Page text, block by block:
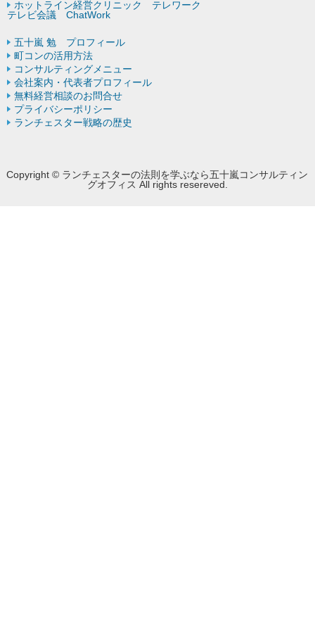
ホットライン経営クリニック テレワーク
テレビ会議 ChatWork
五十嵐 勉 プロフィール
町コンの活用方法
コンサルティングメニュー
会社案内・代表者プロフィール
無料経営相談のお問合せ
プライバシーポリシー
ランチェスター戦略の歴史
Copyright © ランチェスターの法則を学ぶなら五十嵐コンサルティン
グオフィス All rights resereved.